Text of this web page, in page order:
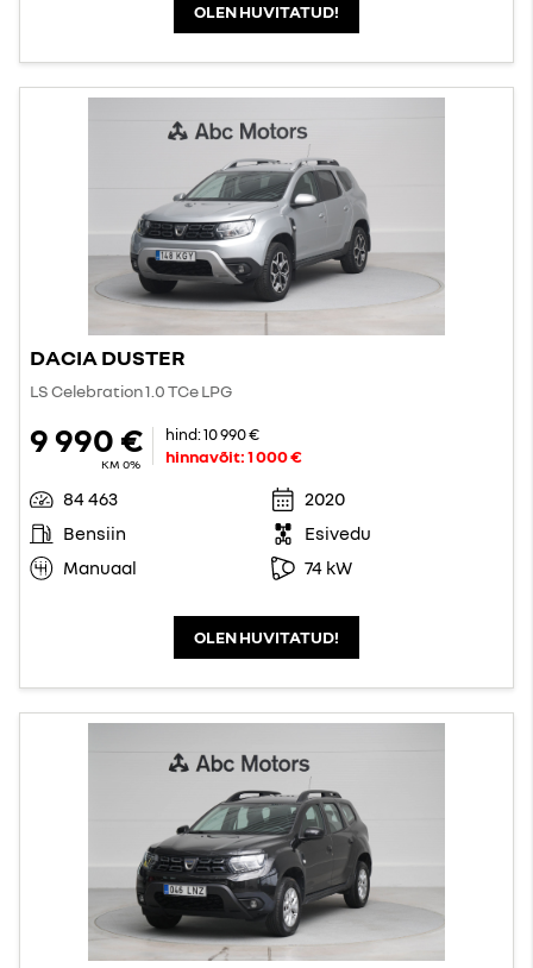
OLEN HUVITATUD!
DACIA DUSTER
LS Celebration 1.0 TCe LPG
9 990 €
KM 0%
hind:10 990 €
hinnavõit:1 000 €
84 463
2020
Bensiin
Esivedu
Manuaal
74 kW
OLEN HUVITATUD!